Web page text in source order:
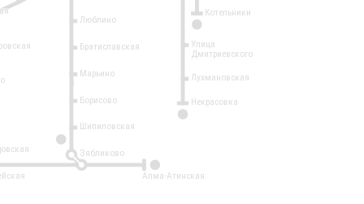
2
Котельники
Люблино
Братиславская
Марьино
Борисово
Шипиловская
Зябликово
Алма-Атинская
Улица
Дмитриевского
Лухмановская
Некрасовка